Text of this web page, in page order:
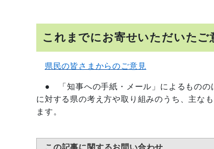
これまでにお寄せいただいたご
県民の皆さまからのご意見
● 「知事への手紙・メール」によるものの
に対する県の考え方や取り組みのうち、主な
ます。
この記事に関するお問い合わせ